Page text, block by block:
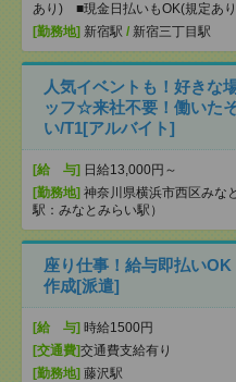
あり) ■現金日払いもOK(規定あ
[勤務地] 新宿駅 / 新宿三丁目駅
人気イベントも！好きな
ッフ☆来社不要！働いた
い/T1[アルバイト]
[給 与] 日給13,000円～
[勤務地] 神奈川県横浜市西区みな
駅：みなとみらい駅）
座り仕事！給与即払い
作成[派遣]
[給 与] 時給1500円
[交通費]交通費支給有り
[勤務地] 藤沢駅